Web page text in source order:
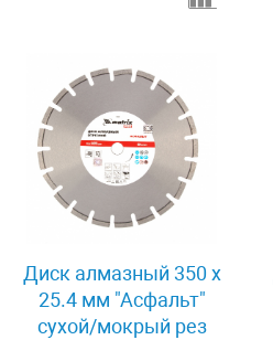
Диск алмазный 350 х
25.4 мм "Асфальт"
сухой/мокрый рез